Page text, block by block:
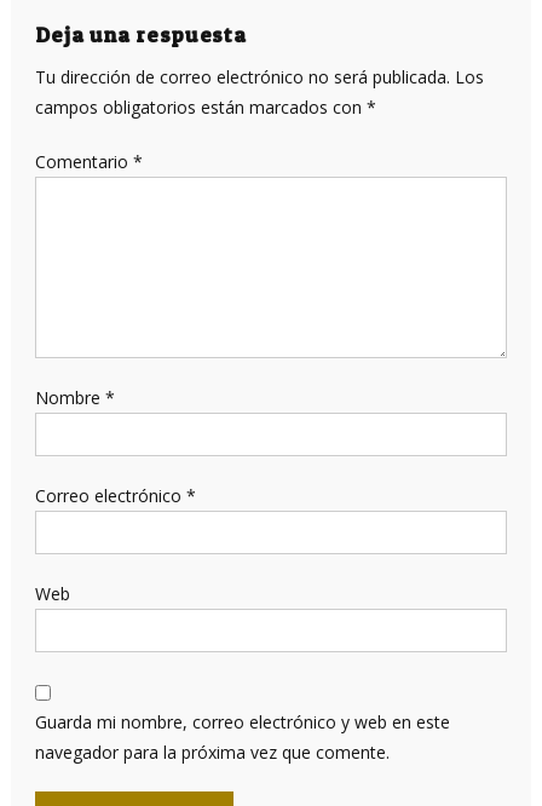
entradas
Deja una respuesta
Tu dirección de correo electrónico no será publicada. Los
campos obligatorios están marcados con *
Comentario *
Nombre *
Correo electrónico *
Web
Guarda mi nombre, correo electrónico y web en este
navegador para la próxima vez que comente.